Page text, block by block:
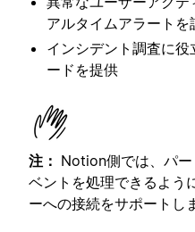
アルタイムアラートを
インシデント調査に
ードを提供
注： Notion側では、パ
ベントを処理できるよう
ーへの接続をサポートし